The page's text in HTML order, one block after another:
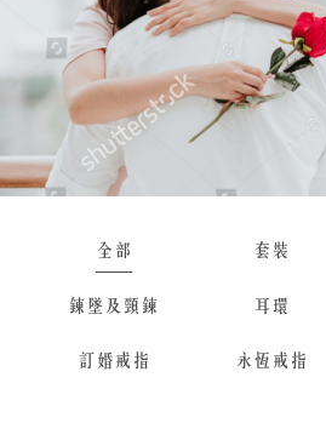
全部 套裝
鍊墜及頸鍊 耳環
訂婚戒指 永恆戒指